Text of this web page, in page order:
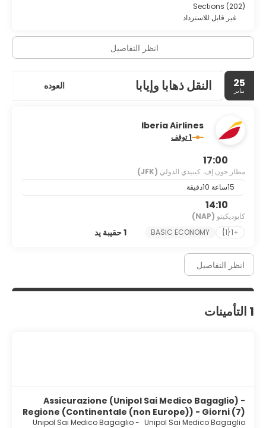
Sections (202)
غير قابل للاسترداد
انظر التفاصيل
25
يناير النقل ذهابا وإيابا العوده
Iberia Airlines
1 توقف
17:00
مطار جون إف. كينيدي الدولي (JFK)
14:10
كابوديكينو (NAP)
+1{1}
BASIC ECONOMY 1 حقيبة يد
انظر التفاصيل
1 التأمينات
Assicurazione (Unipol Sai Medico Bagaglio) -
Regione (Continentale (non Europe)) - Giorni (7)
Unipol Sai Medico Bagaglio- Unipol Sai Medico Bagaglio